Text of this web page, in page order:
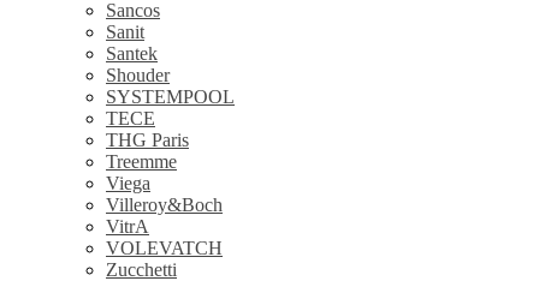
Sancos
Sanit
Santek
Shouder
SYSTEMPOOL
TECE
THG Paris
Treemme
Viega
Villeroy&Boch
VitrA
VOLEVATCH
Zucchetti